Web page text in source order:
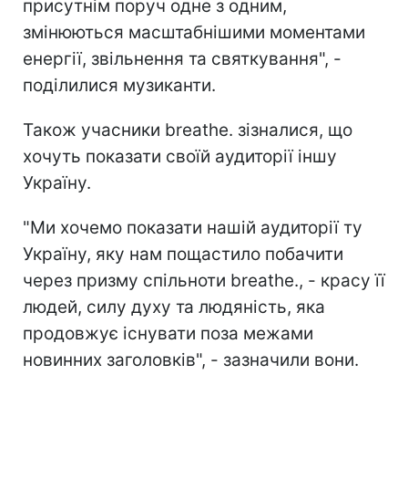
присутнім поруч одне з одним,
змінюються масштабнішими моментами
енергії, звільнення та святкування", -
поділилися музиканти.
Також учасники breathe. зізналися, що
хочуть показати своїй аудиторії іншу
Україну.
"Ми хочемо показати нашій аудиторії ту
Україну, яку нам пощастило побачити
через призму спільноти breathe., - красу її
людей, силу духу та людяність, яка
продовжує існувати поза межами
новинних заголовків", - зазначили вони.